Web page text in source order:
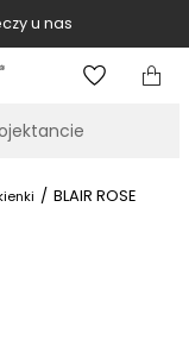
u nas
/ BLAIR ROSE